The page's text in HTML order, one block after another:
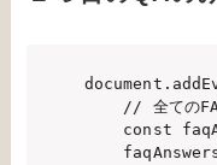
// 全ての
const